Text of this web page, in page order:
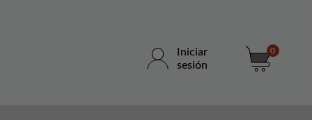
Iniciar
sesión
0